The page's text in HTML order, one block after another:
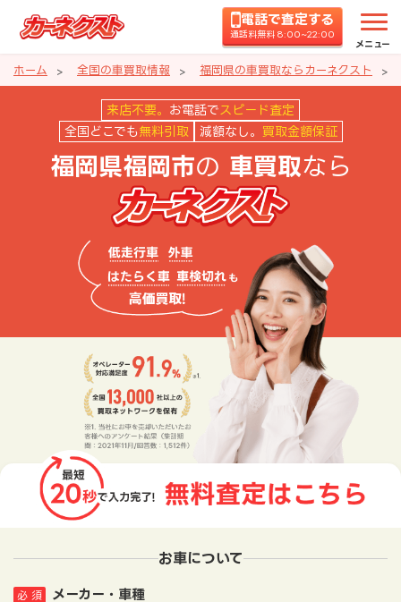
電話で査定する
通話料無料 8:00~22:00
メニュー
ホーム 全国の車買取情報 福岡県の車買取ならカーネクスト
福岡県福岡市の車買取ならカー
来店不要。 お電話で スピード査定
全国どこでも 無料引取 減額なし。 買取金額保証
福岡県福岡市の 車買取なら
お車について
メーカー・車種
必 須